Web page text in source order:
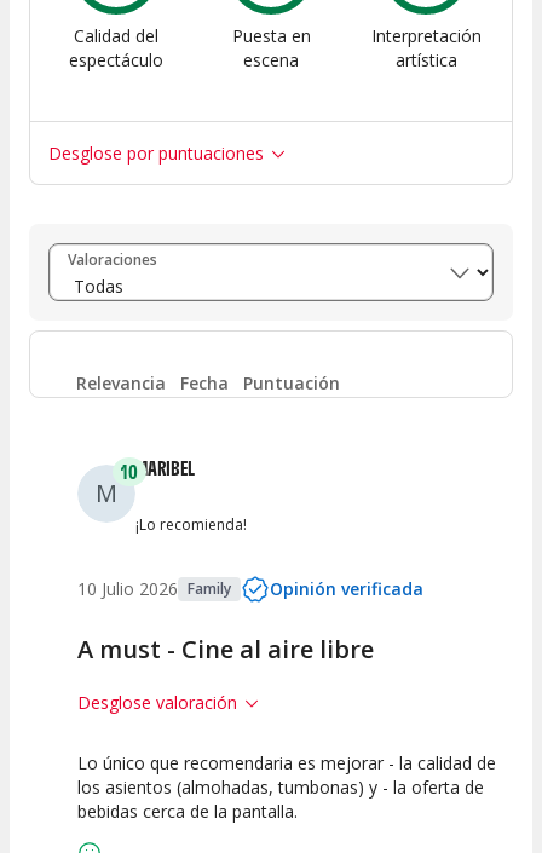
Calidad del
espectáculo
Puesta en
escena
Interpretación
artística
Desglose por puntuaciones
Entre 8 y 10 (3)
Entre 6 y 8 (0)
Entre 4 y 6 0
Entre 0 y 2
Valoraciones
Relevancia Fecha Puntuación
M
10MARIBEL
¡Lo recomienda!
10 Julio 2026 Family Opinión verificada
A must - Cine al aire libre
Desglose valoración
10
Calidad del
10
Puesta en
10
Interpretación
Lo único que recomendaria es mejorar - la calidad de
los asientos (almohadas, tumbonas) y - la oferta de
bebidas cerca de la pantalla.